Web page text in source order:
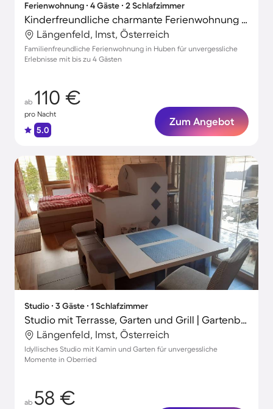
Ferienwohnung ∙ 4 Gäste ∙ 2 Schlafzimmer
Kinderfreundliche charmante Ferienwohnung mit Terrasse
Längenfeld, Imst, Österreich
Familienfreundliche Ferienwohnung in Huben für unvergessliche
Erlebnisse mit bis zu 4 Gästen
ab 110 €
pro Nacht
5.0
Zum Angebot
Studio ∙ 3 Gäste ∙ 1 Schlafzimmer
Studio mit Terrasse, Garten und Grill | Gartenblick
Längenfeld, Imst, Österreich
Idyllisches Studio mit Kamin und Garten für unvergessliche
Momente in Oberried
ab 58 €